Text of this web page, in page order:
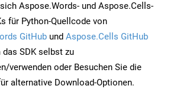
Aspose.Words- und Aspose.Cells-
für Python-Quellcode von
GitHub und Aspose.Cells GitHub
das SDK selbst zu
verwenden oder Besuchen Sie die
alternative Download-Optionen.